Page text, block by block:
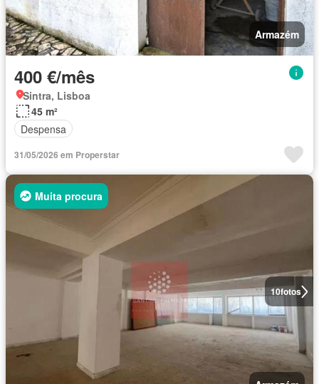
Armazém
400 €/mês
Sintra, Lisboa
45 m²
Despensa
31/05/2026 em Properstar
10fotos
Muita procura